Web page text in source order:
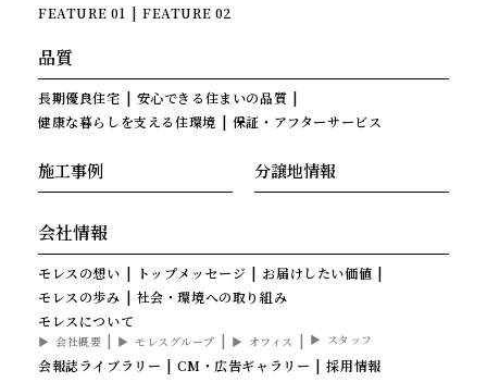
FEATURE 01 FEATURE 02
品質
長期優良住宅
安心できる住まいの品質
健康な暮らしを支える住環境
保証・アフターサービス
施工事例 分譲地情報
会社情報
モレスの想い トップメッセージ
お届けしたい価値
モレスの歩み
社会・環境への取り組み
モレスについて
会社概要 モレスグループ オフィス スタッフ
会報誌ライブラリー CM・広告ギャラリー 採用情報